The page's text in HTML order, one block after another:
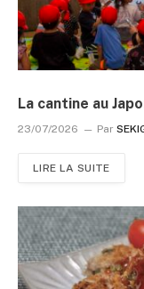
La cantine au
23/07/2026 Par
LIRE LA SUITE